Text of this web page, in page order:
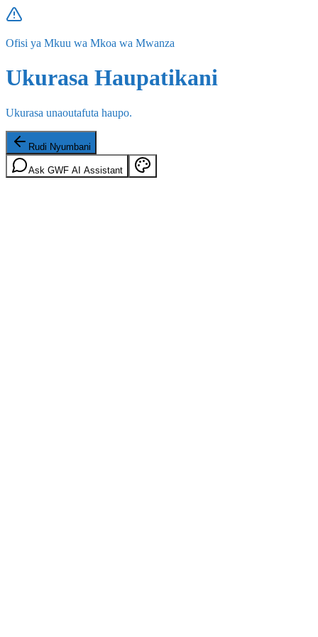
Ofisi ya Mkuu wa Mkoa wa Mwanza
Ukurasa Haupatikani
Ukurasa unaoutafuta haupo.
Rudi Nyumbani
Ask GWF AI Assistant